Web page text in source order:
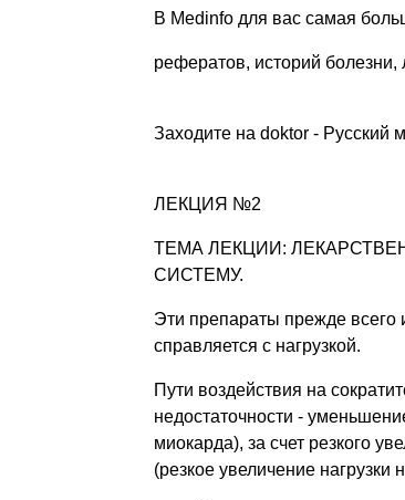
В Medinfo для вас самая
рефератов, историй
Заходите на doktor - Русский
ЛЕКЦИЯ №2
ТЕМА ЛЕКЦИИ:
СИСТЕМУ.
Эти препараты прежде всего
справляется с нагрузкой.
Пути воздействия на
недостаточности -
миокарда), за счет резкого
(резкое увеличение нагрузки